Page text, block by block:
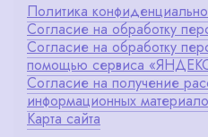
Политика
Согласие на обработку
Согласие на обработку
помощью сервиса
Согласие на получение
информационных
Карта сайта